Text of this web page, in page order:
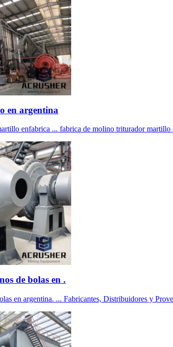
en argentina
enfabrica ... fabrica de molino triturador
de bolas en .
en argentina. ... Fabricantes, Distribuidores y